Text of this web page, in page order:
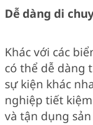
Dễ dàng di
Khác với các
có thể dễ dàng
sự kiện khác
nghiệp tiết
và tận dụng